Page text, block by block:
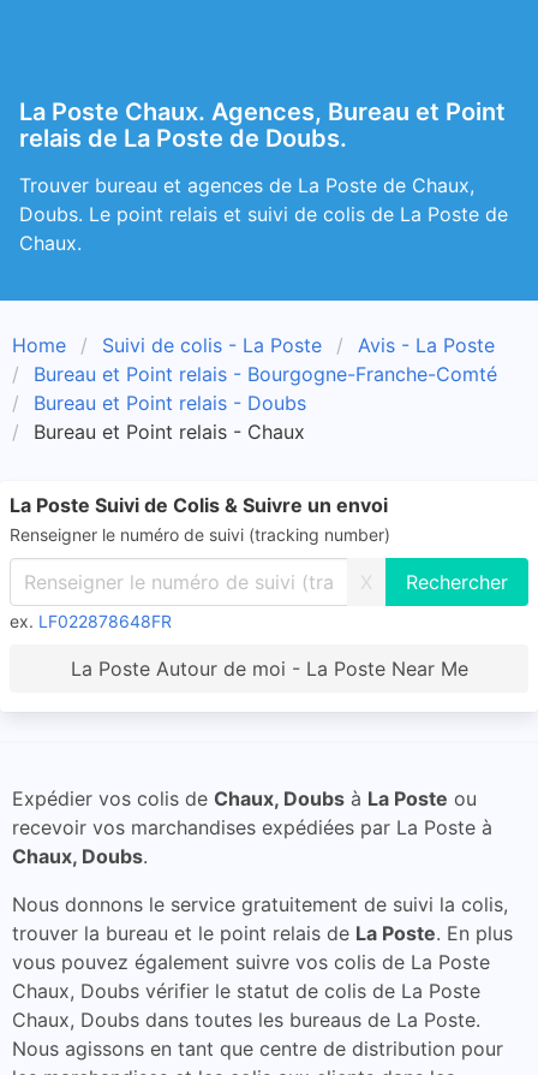
La Poste Chaux. Agences, Bureau et Point
relais de La Poste de Doubs.
Trouver bureau et agences de La Poste de Chaux,
Doubs. Le point relais et suivi de colis de La Poste de
Chaux.
Home Suivi de colis - La Poste
Avis - La Poste
Bureau et Point relais - Bourgogne-Franche-Comté
Bureau et Point relais - Doubs
Bureau et Point relais - Chaux
La Poste Suivi de Colis & Suivre un envoi
Renseigner le numéro de suivi (tracking number)
X
ex. LF022878648FR
La Poste Autour de moi - La Poste Near Me
Expédier vos colis de Chaux, Doubs à La Poste ou
recevoir vos marchandises expédiées par La Poste à
Chaux, Doubs.
Nous donnons le service gratuitement de suivi la colis,
trouver la bureau et le point relais de La Poste. En plus
vous pouvez également suivre vos colis de La Poste
Chaux, Doubs vérifier le statut de colis de La Poste
Chaux, Doubs dans toutes les bureaus de La Poste.
Nous agissons en tant que centre de distribution pour